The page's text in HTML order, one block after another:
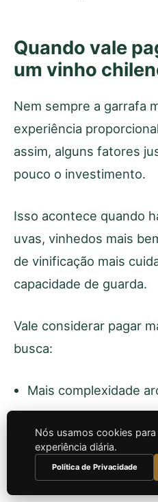
Quando vale
um vinho
Nem sempre a garrafa
experiência
assim, alguns fatores
pouco o investimento.
Isso acontece quando
uvas, vinhedos mais
de vinificação mais
capacidade de guarda.
Vale considerar pagar
busca:
Mais complexidade
Maior precisão no
Estilo mais refinado
Nós usamos cookies
experiência diária.
Política de Privacidade